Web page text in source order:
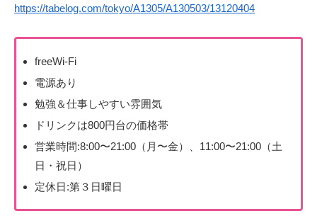
https://tabelog.com/tokyo/A1305/A130503/13120404
freeWi-Fi
電源あり
勉強＆仕事しやすい雰囲気
ドリンクは800円台の価格帯
営業時間:8:00〜21:00（月〜金）、11:00〜21:00（土
日・祝日）
定休日:第３日曜日